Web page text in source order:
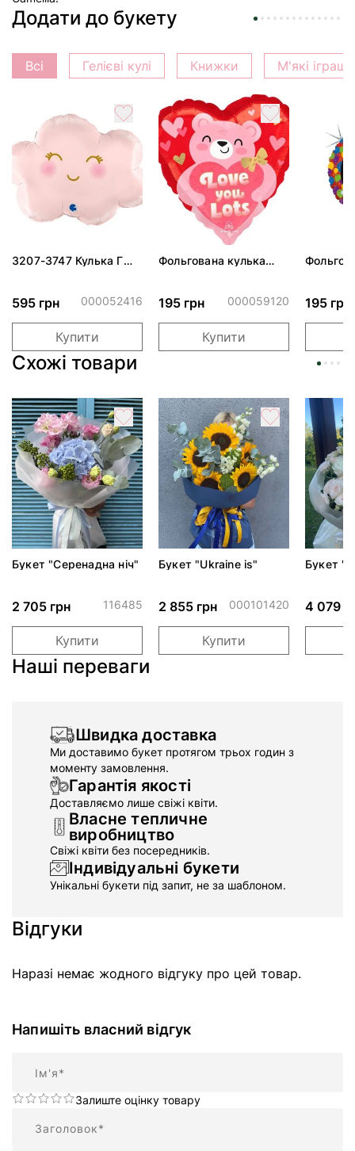
Додати до букету
Всі Гелієві кулі Книжки М'які
3207-3747 Кулька Г
595 грн 000052416
Купити
Фольгована кулька
195 грн 000059120
Купити
195 грн
Схожі товари
Букет "Серенадна ніч"
2 705 грн 116485
Купити
Букет "Ukraine is"
2 855 грн 000101420
Купити
Букет
4 079
Наші переваги
Швидка доставка
Ми доставимо букет протягом трьох годин з
моменту замовлення.
Гарантія якості
Доставляємо лише свіжі квіти.
Власне тепличне
виробництво
Свіжі квіти без посередників.
Індивідуальні букети
Унікальні букети під запит, не за шаблоном.
Відгуки
Наразі немає жодного відгуку про цей товар.
Напишіть власний відгук
Залиште оцінку товару